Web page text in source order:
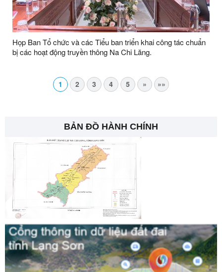
Họp Ban Tổ chức và các Tiểu ban triển khai công tác chuẩn
bị các hoạt động truyền thông Na Chi Lăng.
1 2 3 4 5 » »»
BẢN ĐỒ HÀNH CHÍNH